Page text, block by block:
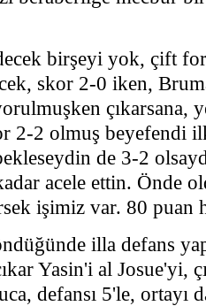
birşeyi yok, çift
skor 2-0 iken,
çıkarsana,
2-2 olmuş beyefendi
de 3-2
acele ettin. Önde
işimiz var. 80
illa defans
Yasin'i al Josue'yi,
defansı 5'le, ortayı